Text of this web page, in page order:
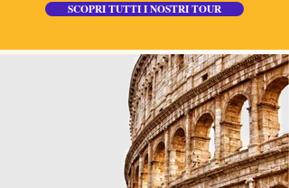
SCOPRI TUTTI I NOSTRI TOUR